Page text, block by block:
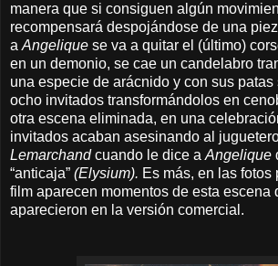
manera que si consiguen algún
recompensará despojándose de una
a Angelique se va a quitar el (último)
en un demonio, se cae un candelabro
una especie de arácnido y con sus
ocho invitados transformándolos en
otra escena eliminada, en una
invitados acaban asesinando al
Lemarchandcuando le dice a Angelique
“anticaja” (Elysium). Es más, en las fotos
film aparecen momentos de esta escena
aparecieron en la versión comercial.